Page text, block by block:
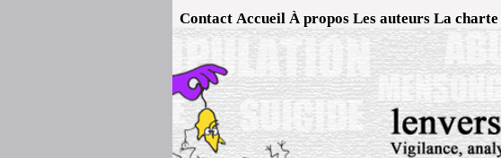
Contact Accueil À propos Les auteurs La charte